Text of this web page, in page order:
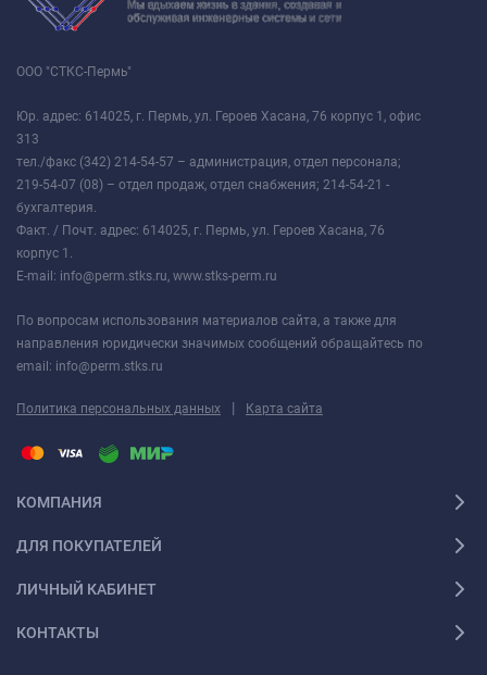
ООО "СТКС-Пермь"
Юр. адрес: 614025, г. Пермь, ул. Героев Хасана, 76 корпус 1, офис
313
тел./факс (342) 214-54-57 – администрация, отдел персонала;
219-54-07 (08) – отдел продаж, отдел снабжения; 214-54-21 -
бухгалтерия.
Факт. / Почт. адрес: 614025, г. Пермь, ул. Героев Хасана, 76
корпус 1.
E-mail: info@perm.stks.ru, www.stks-perm.ru
По вопросам использования материалов сайта, а также для
направления юридически значимых сообщений обращайтесь по
email: info@perm.stks.ru
Политика персональных данных | Карта сайта
КОМПАНИЯ
ДЛЯ ПОКУПАТЕЛЕЙ
ЛИЧНЫЙ КАБИНЕТ
КОНТАКТЫ